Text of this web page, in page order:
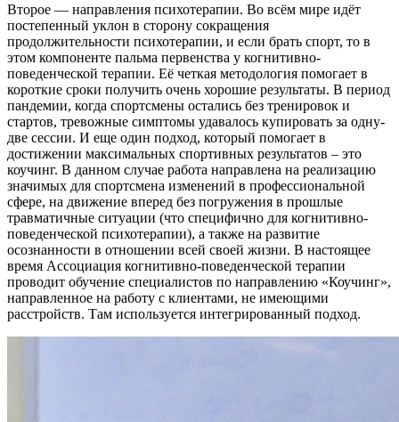
Второе — направления психотерапии. Во всём мире идёт
постепенный уклон в сторону сокращения
продолжительности психотерапии, и если брать спорт, то в
этом компоненте пальма первенства у когнитивно-
поведенческой терапии. Её четкая методология помогает в
короткие сроки получить очень хорошие результаты. В период
пандемии, когда спортсмены остались без тренировок и
стартов, тревожные симптомы удавалось купировать за одну-
две сессии. И еще один подход, который помогает в
достижении максимальных спортивных результатов – это
коучинг. В данном случае работа направлена на реализацию
значимых для спортсмена изменений в профессиональной
сфере, на движение вперед без погружения в прошлые
травматичные ситуации (что специфично для когнитивно-
поведенческой психотерапии), а также на развитие
осознанности в отношении всей своей жизни. В настоящее
время Ассоциация когнитивно-поведенческой терапии
проводит обучение специалистов по направлению «Коучинг»,
направленное на работу с клиентами, не имеющими
расстройств. Там используется интегрированный подход.